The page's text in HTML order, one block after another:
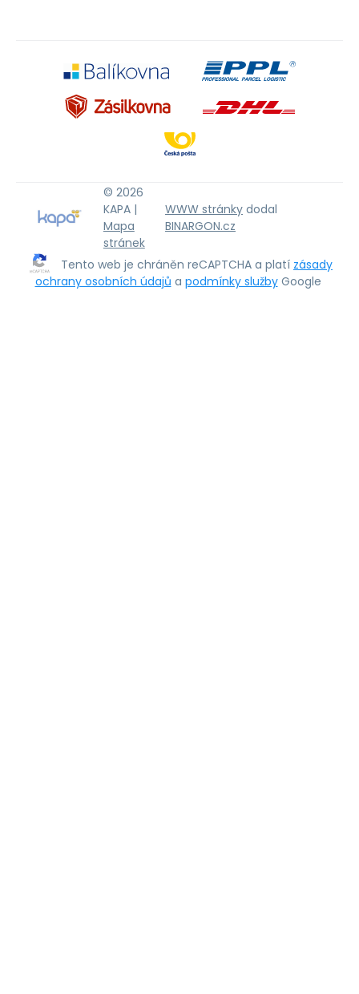
© 2026
KAPA |
Mapa
stránek
WWW stránky dodal
BINARGON.cz
Tento web je chráněn reCAPTCHA a platí zásady
ochrany osobních údajů a podmínky služby Google